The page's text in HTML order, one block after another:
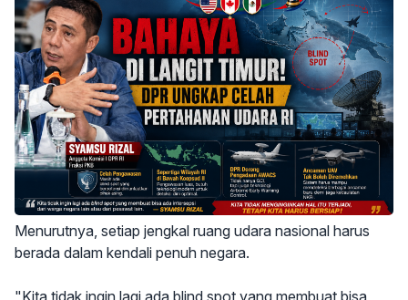
Menurutnya, setiap jengkal ruang udara nasional harus
berada dalam kendali penuh negara.